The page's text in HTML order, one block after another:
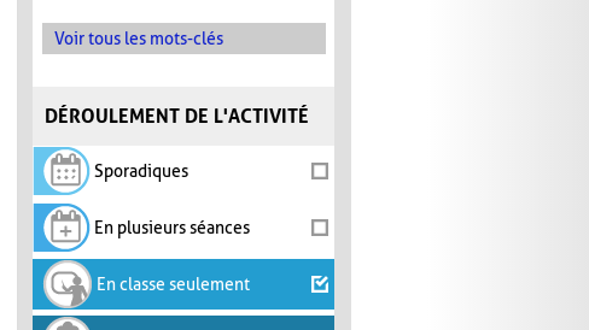
Voir tous les mots-clés
DÉROULEMENT DE L'ACTIVITÉ
Sporadiques
En plusieurs séances
En classe seulement